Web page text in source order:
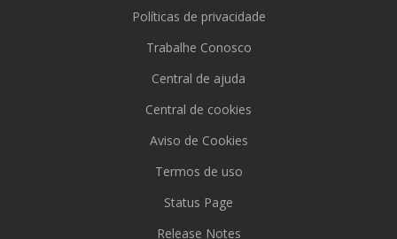
Políticas de privacidade
Trabalhe Conosco
Central de ajuda
Central de cookies
Aviso de Cookies
Termos de uso
Status Page
Release Notes